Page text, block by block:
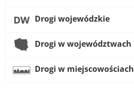
Drogi wojewódzkie
Drogi w województwach
Drogi w miejscowościach